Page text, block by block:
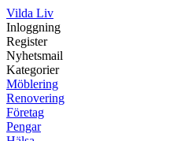
Vilda Liv
Inloggning
Register
Nyhetsmail
Kategorier
Möblering
Renovering
Företag
Pengar